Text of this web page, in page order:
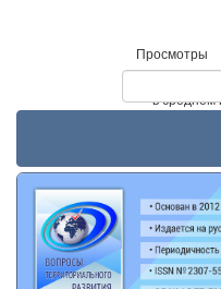
Просмотры
Посетители
* - в среднем